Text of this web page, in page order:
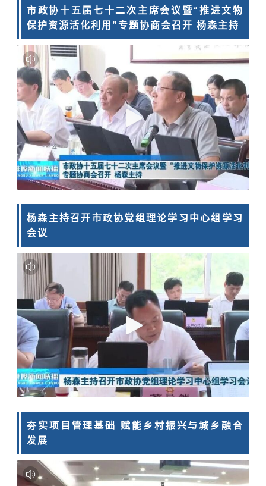
市政协十五届七十二次主席会议暨“推进文物
保护资源活化利用”专题协商会召开 杨森主持
杨森主持召开市政协党组理论学习中心组学习
会议
夯实项目管理基础 赋能乡村振兴与城乡融合
发展